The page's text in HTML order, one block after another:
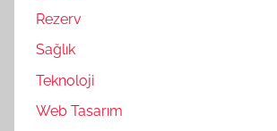
Rezerv
Sağlık
Teknoloji
Web Tasarım